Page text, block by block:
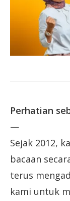
Perhatian
—
Sejak 2012,
bacaan
terus
kami untuk